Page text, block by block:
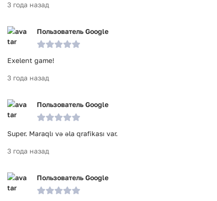
3 года назад
Пользователь Google
Exelent game!
3 года назад
Пользователь Google
Super. Maraqlı və əla qrafikası var.
3 года назад
Пользователь Google